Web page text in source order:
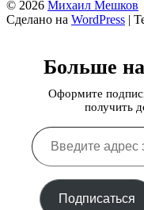
© 2026 Михаил Мешков
Сделано на WordPress |
Больше
Оформите
получить
Введите
адрес
электронной
Подписаться